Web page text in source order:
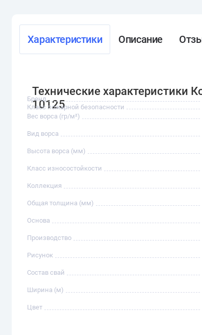
Характеристики Описание
Технические характеристики
10125
Класс пожарной безопасности
Бренд
Вес ворса (гр/м²)
Вид ворса
Высота ворса (мм)
Класс износостойкости
Коллекция
Общая толщина (мм)
Основа
Производство
Рисунок
Состав свай
Ширина (м)
Цвет